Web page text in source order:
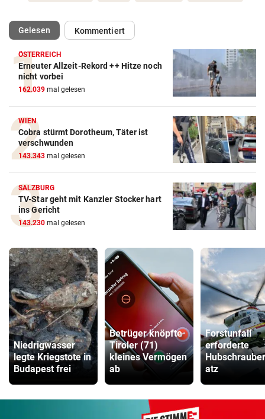
Gelesen(ausgewählt)Kommentiert
ÖSTERREICH
Erneuter Allzeit-Rekord ++ Hitze noch
nicht vorbei
162.039 mal gelesen
WIEN
Cobra stürmt Dorotheum, Täter ist
verschwunden
143.343 mal gelesen
SALZBURG
TV-Star geht mit Kanzler Stocker hart
ins Gericht
143.230 mal gelesen
Niedrigwasser
legte Kriegstote in
Budapest frei
Betrüger knöpfte
Tiroler (71)
kleines Vermögen
ab
Forstunfall
erforderte
atz